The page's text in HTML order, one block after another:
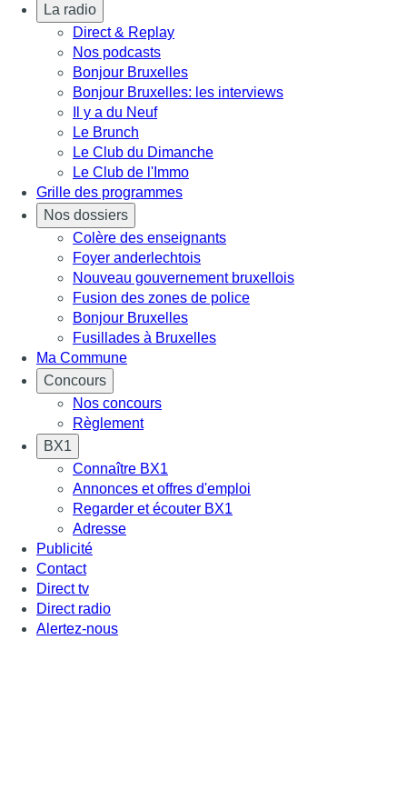
La radio
Direct & Replay
Nos podcasts
Bonjour Bruxelles
Bonjour Bruxelles: les interviews
Il y a du Neuf
Le Brunch
Le Club du Dimanche
Le Club de l'Immo
Grille des programmes
Nos dossiers
Colère des enseignants
Foyer anderlechtois
Nouveau gouvernement bruxellois
Fusion des zones de police
Bonjour Bruxelles
Fusillades à Bruxelles
Ma Commune
Concours
Nos concours
Règlement
BX1
Connaître BX1
Annonces et offres d'emploi
Regarder et écouter BX1
Adresse
Publicité
Contact
Direct tv
Direct radio
Alertez-nous